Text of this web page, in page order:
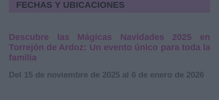
FECHAS Y UBICACIONES
Descubre las Mágicas Navidades 2025 en
Torrejón de Ardoz: Un evento único para toda la
familia
Del 15 de noviembre de 2025 al 6 de enero de 2026